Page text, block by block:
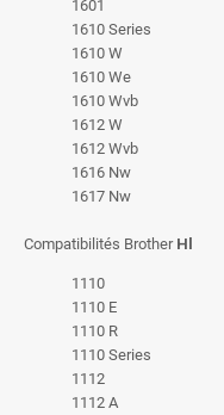
1601
1610 Series
1610 W
1610 We
1610 Wvb
1612 W
1612 Wvb
1616 Nw
1617 Nw
Compatibilités Brother Hl
1110
1110 E
1110 R
1110 Series
1112
1112 A